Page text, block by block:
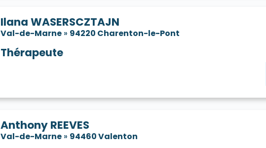
Ilana WASERSCZTAJN
Val-de-Marne » 94220 Charenton-le-Pont
Thérapeute
Anthony REEVES
Val-de-Marne » 94460 Valenton